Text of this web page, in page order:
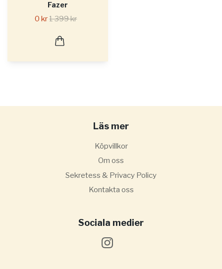
Fazer
0 kr1 399 kr
Läs mer
Köpvillkor
Om oss
Sekretess & Privacy Policy
Kontakta oss
Sociala medier